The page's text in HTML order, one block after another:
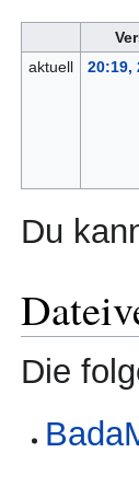
aktuell
20:19,
Du
Die